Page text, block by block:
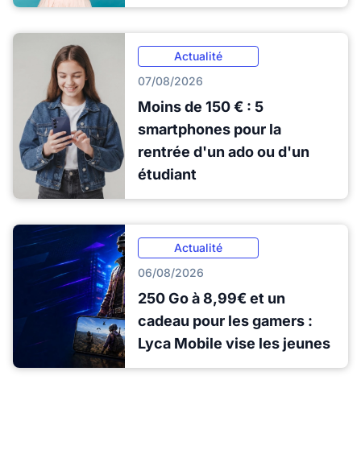
Actualité
07/08/2026
Moins de 150 € : 5
smartphones pour la
rentrée d'un ado ou d'un
étudiant
Actualité
06/08/2026
250 Go à 8,99€ et un
cadeau pour les gamers :
Lyca Mobile vise les jeunes